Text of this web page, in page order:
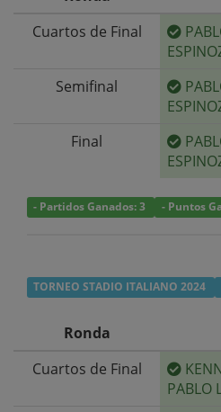
Cuartos de Final
Semifinal
Final
- Partidos Ganados: 3 - Puntos
TORNEO STADIO ITALIANO 2024
Ronda
Cuartos de Final
PABLO